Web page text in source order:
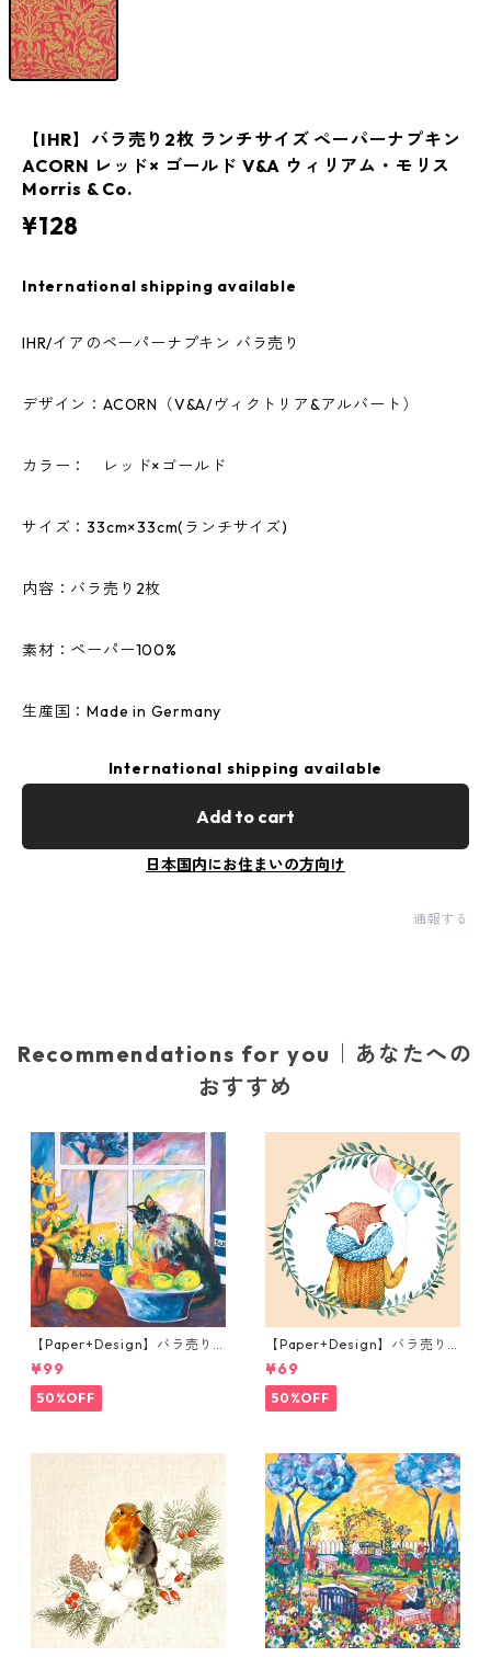
【IHR】バラ売り2枚 ランチサイズ ペーパーナプキン
ACORN レッド× ゴールド V&A ウィリアム・モリス
Morris & Co.
¥128
International shipping available
IHR/イアのペーパーナプキン バラ売り
デザイン：ACORN（V&A/ヴィクトリア&アルバート）
カラー： レッド×ゴールド
サイズ：33cm×33cm(ランチサイズ)
内容：バラ売り2枚
素材：ペーパー100%
生産国：Made in Germany
International shipping available
Add to cart
日本国内にお住まいの方向け
通報する
Recommendations for you｜あなたへの
おすすめ
【Paper+Design】バラ売り2
枚 ランチサイズ ペーパーナプ
キン Portchie Art The Cat in
the kitchen ブルー
¥99
50%OFF
【Paper+Design】バラ売り2
枚 ランチサイズ ペーパーナプ
キン Fox Balloons クリーム
¥69
50%OFF